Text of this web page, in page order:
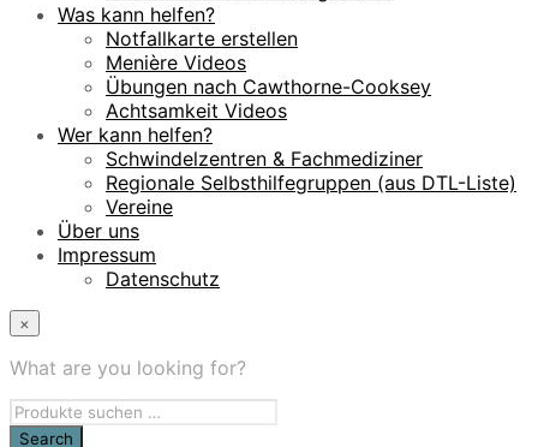
Was kann helfen?
Notfallkarte erstellen
Menière Videos
Übungen nach Cawthorne-Cooksey
Achtsamkeit Videos
Wer kann helfen?
Schwindelzentren & Fachmediziner
Regionale Selbsthilfegruppen (aus DTL-Liste)
Vereine
Über uns
Impressum
Datenschutz
×
What are you looking for?